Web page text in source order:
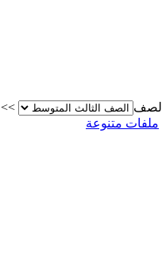
الصف >>
ملفات متنوعة